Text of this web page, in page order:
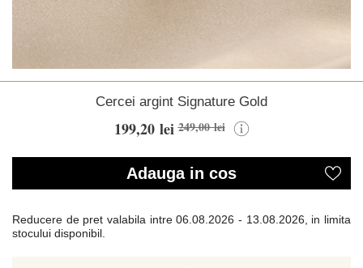
Cercei argint Signature Gold
199,20 lei 249,00 lei
Adauga in cos
Reducere de pret valabila intre06.08.2026 - 13.08.2026, in limita
stocului disponibil.